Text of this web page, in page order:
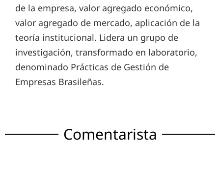
de la empresa, valor agregado económico,
valor agregado de mercado, aplicación de la
teoría institucional. Lidera un grupo de
investigación, transformado en laboratorio,
denominado Prácticas de Gestión de
Empresas Brasileñas.
Comentarista